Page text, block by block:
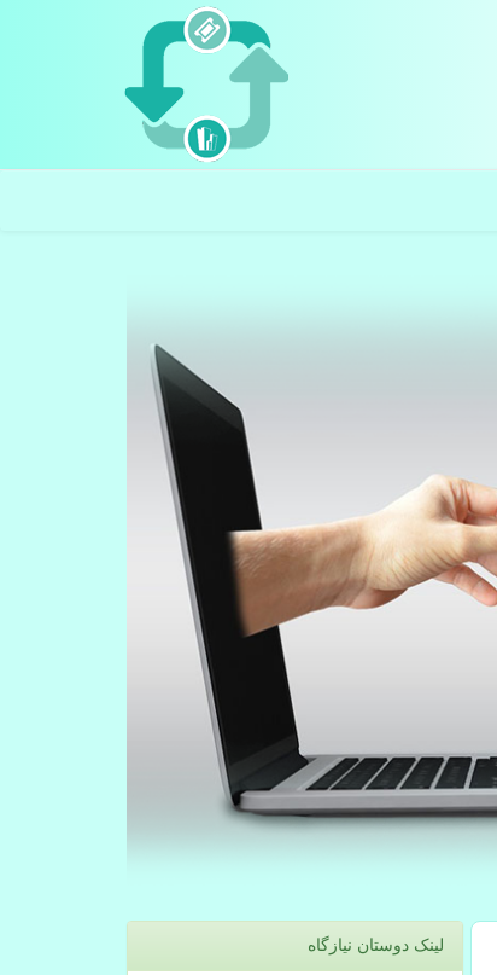
لینک دوستان نیازگاه